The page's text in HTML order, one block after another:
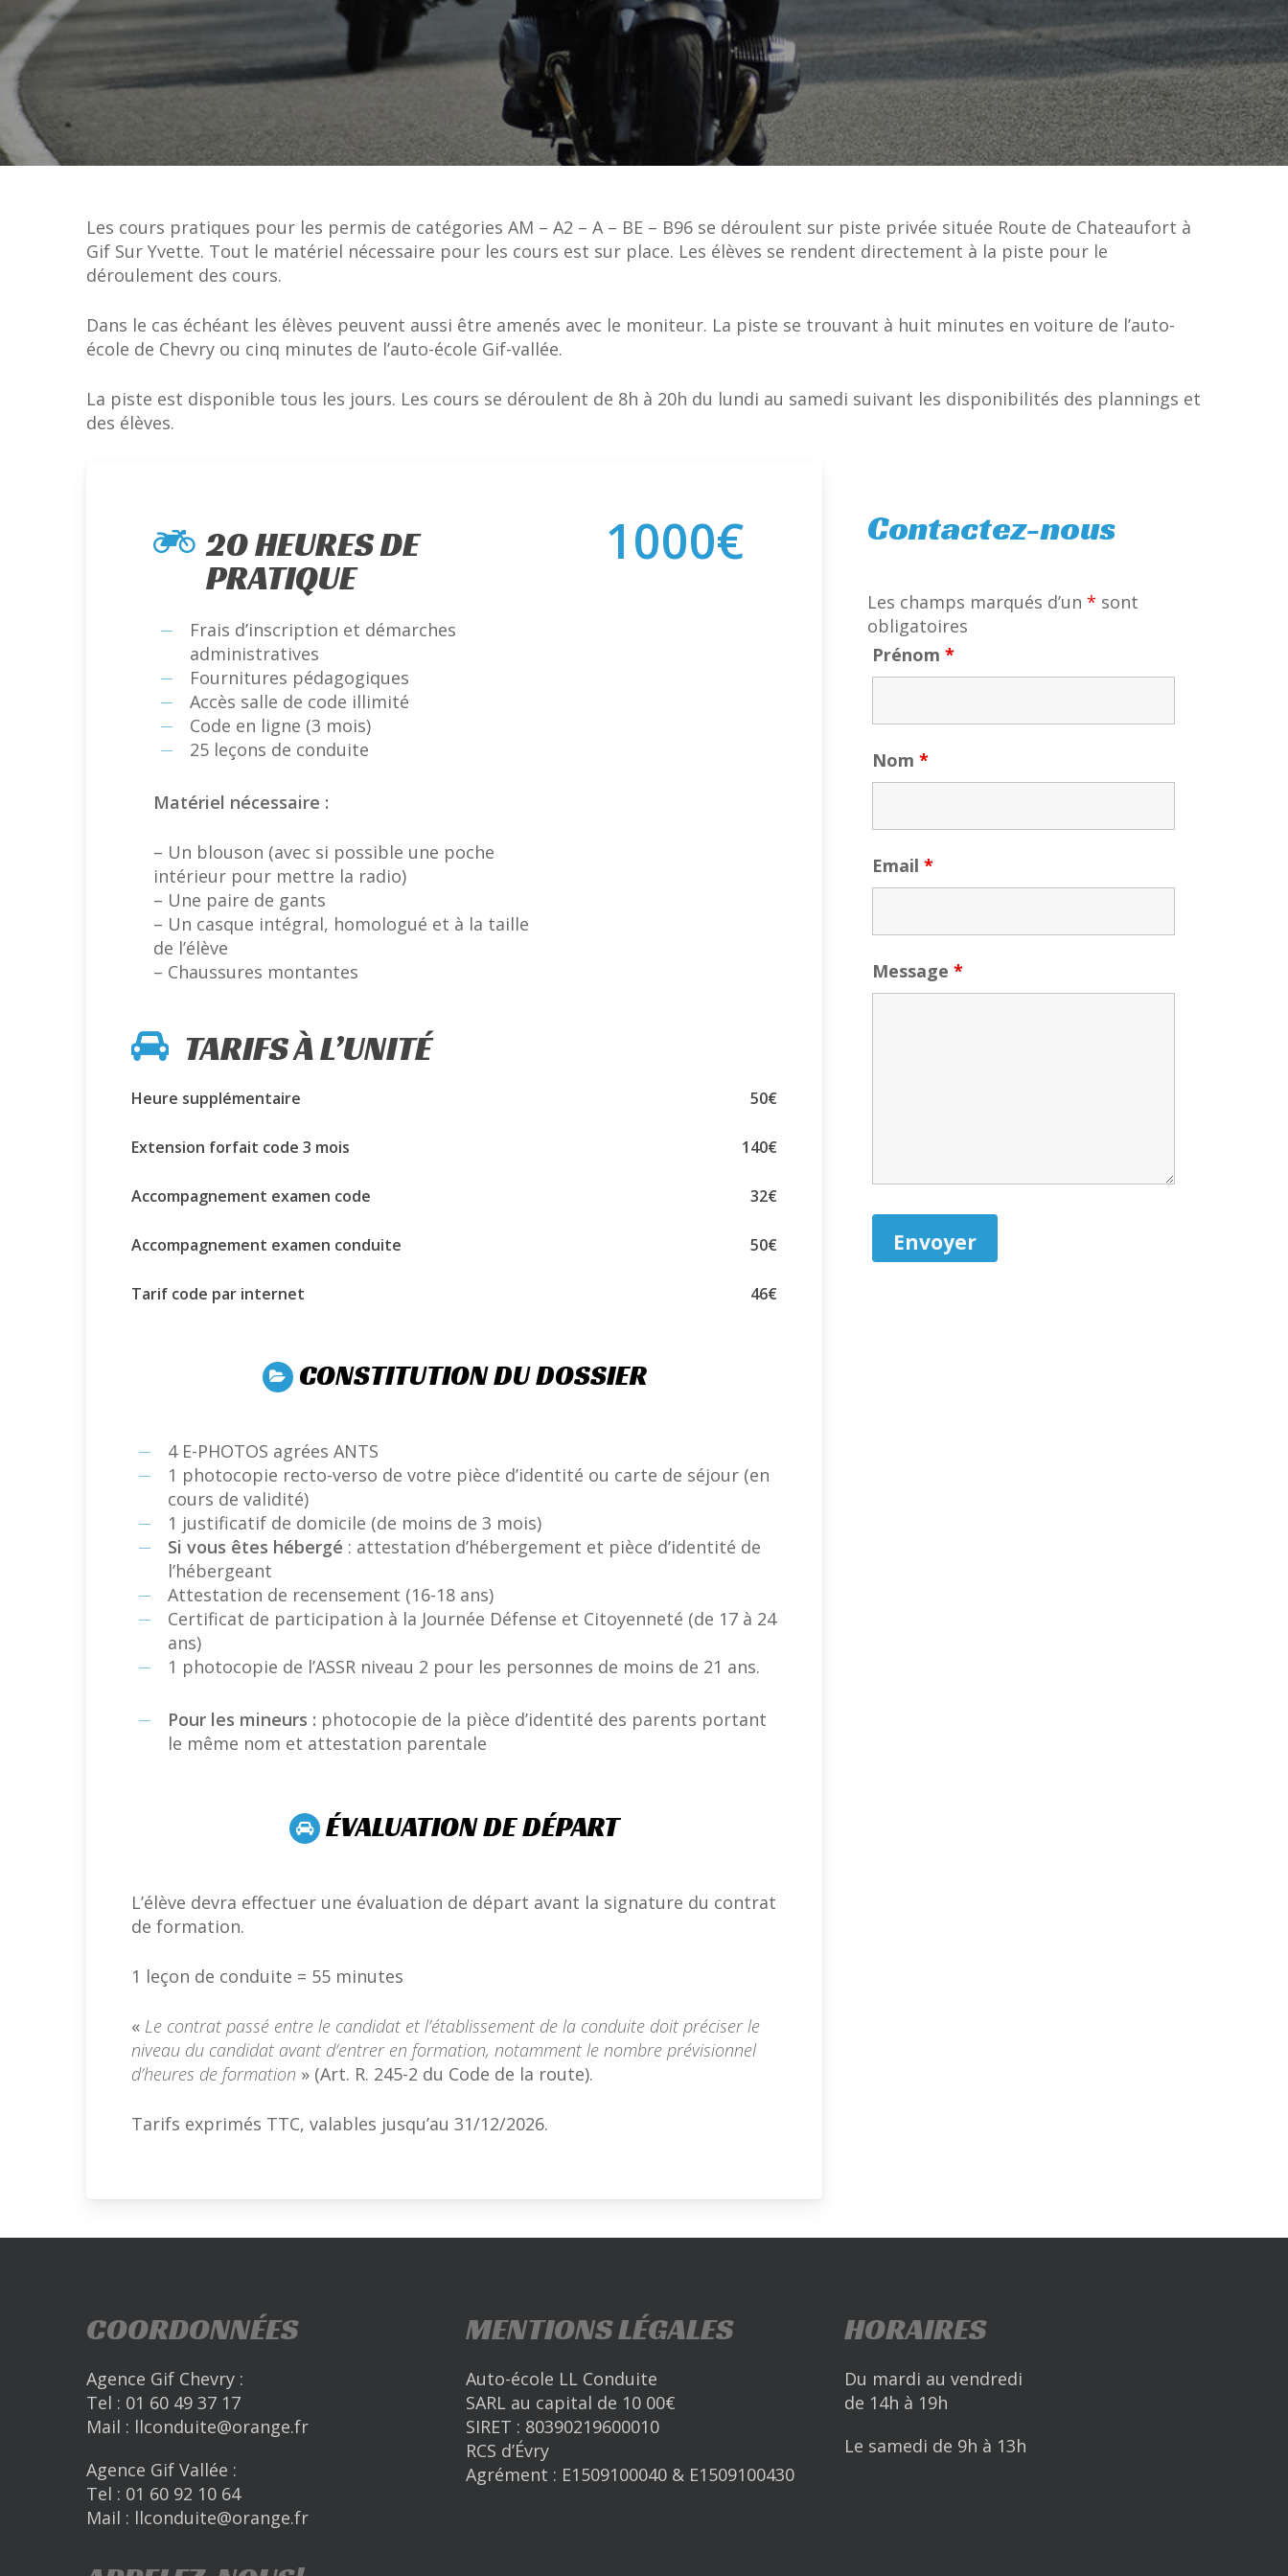
Les cours pratiques pour les permis de catégories AM – A2 – A – BE – B96 se déroulent sur piste privée située Route de Chateaufort à
Gif Sur Yvette. Tout le matériel nécessaire pour les cours est sur place. Les élèves se rendent directement à la piste pour le
déroulement des cours.
Dans le cas échéant les élèves peuvent aussi être amenés avec le moniteur. La piste se trouvant à huit minutes en voiture de l’auto-
école de Chevry ou cinq minutes de l’auto-école Gif-vallée.
La piste est disponible tous les jours. Les cours se déroulent de 8h à 20h du lundi au samedi suivant les disponibilités des plannings et
des élèves.
20 HEURES DE
PRATIQUE
Frais d’inscription et démarches
administratives
Fournitures pédagogiques
Accès salle de code illimité
Code en ligne (3 mois)
25 leçons de conduite
Matériel nécessaire :
– Un blouson (avec si possible une poche
intérieur pour mettre la radio)
– Une paire de gants
– Un casque intégral, homologué et à la taille
de l’élève
– Chaussures montantes
1000€
TARIFS À L’UNITÉ
Heure supplémentaire 50€
Extension forfait code 3 mois 140€
Accompagnement examen code 32€
Accompagnement examen conduite 50€
Tarif code par internet 46€
CONSTITUTION DU DOSSIER
4 E-PHOTOS agrées ANTS
1 photocopie recto-verso de votre pièce d’identité ou carte de séjour (en
cours de validité)
1 justificatif de domicile (de moins de 3 mois)
Si vous êtes hébergé : attestation d’hébergement et pièce d’identité de
l’hébergeant
Attestation de recensement (16-18 ans)
Certificat de participation à la Journée Défense et Citoyenneté (de 17 à 24
ans)
1 photocopie de l’ASSR niveau 2 pour les personnes de moins de 21 ans.
Pour les mineurs : photocopie de la pièce d’identité des parents portant
le même nom et attestation parentale
ÉVALUATION DE DÉPART
L’élève devra effectuer une évaluation de départ avant la signature du contrat
de formation.
1 leçon de conduite = 55 minutes
« Le contrat passé entre le candidat et l’établissement de la conduite doit préciser le
niveau du candidat avant d’entrer en formation, notamment le nombre prévisionnel
d’heures de formation » (Art. R. 245-2 du Code de la route).
Tarifs exprimés TTC, valables jusqu’au 31/12/2026.
Contactez-nous
Les champs marqués d’un * sont
obligatoires
Prénom *
Nom *
Email *
Message *
COORDONNÉES
Agence Gif Chevry :
Tel : 01 60 49 37 17
Mail : llconduite@orange.fr
Agence Gif Vallée :
Tel : 01 60 92 10 64
Mail : llconduite@orange.fr
MENTIONS LÉGALES
Auto-école LL Conduite
SARL au capital de 10 00€
SIRET : 80390219600010
RCS d’Évry
Agrément : E1509100040 & E1509100430
HORAIRES
Du mardi au vendredi
de 14h à 19h
Le samedi de 9h à 13h